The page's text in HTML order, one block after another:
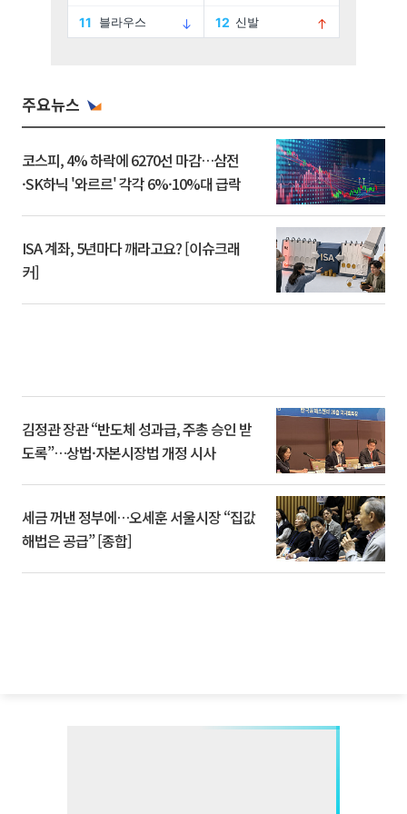
주요뉴스
코스피, 4% 하락에 6270선 마감…삼전
·SK하닉 '와르르' 각각 6%·10%대 급락
ISA 계좌, 5년마다 깨라고요? [이슈크래
커]
김정관 장관 “반도체 성과급, 주총 승인 받
도록”…상법·자본시장법 개정 시사
세금 꺼낸 정부에…오세훈 서울시장 “집값
해법은 공급” [종합]